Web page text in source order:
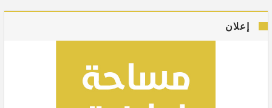
إعلان